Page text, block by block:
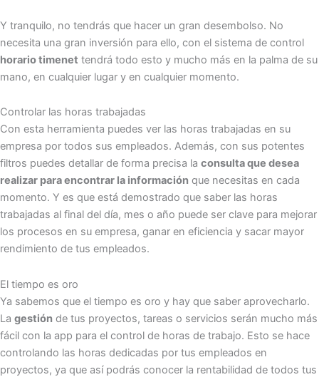
Y tranquilo, no tendrás que hacer un gran desembolso. No
necesita una gran inversión para ello, con el sistema de control
horario timenet tendrá todo esto y mucho más en la palma de su
mano, en cualquier lugar y en cualquier momento.
Controlar las horas trabajadas
Con esta herramienta puedes ver las horas trabajadas en su
empresa por todos sus empleados. Además, con sus potentes
filtros puedes detallar de forma precisa la consulta que desea
realizar para encontrar la información que necesitas en cada
momento. Y es que está demostrado que saber las horas
trabajadas al final del día, mes o año puede ser clave para mejorar
los procesos en su empresa, ganar en eficiencia y sacar mayor
rendimiento de tus empleados.
El tiempo es oro
Ya sabemos que el tiempo es oro y hay que saber aprovecharlo.
La gestión de tus proyectos, tareas o servicios serán mucho más
fácil con la app para el control de horas de trabajo. Esto se hace
controlando las horas dedicadas por tus empleados en
proyectos, ya que así podrás conocer la rentabilidad de todos tus